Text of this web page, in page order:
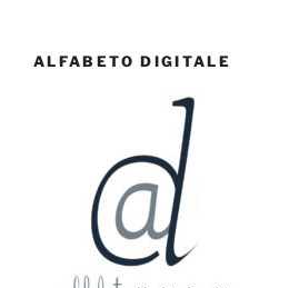
ALFABETO DIGITALE